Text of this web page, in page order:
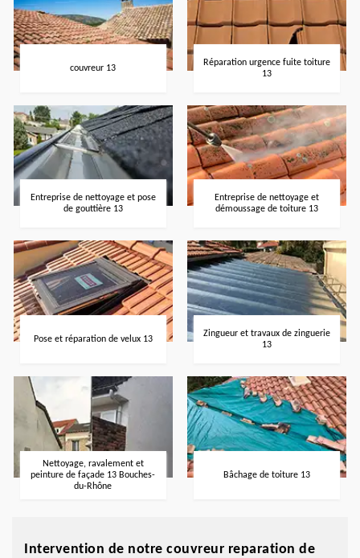
couvreur 13
Réparation urgence fuite toiture
13
Entreprise de nettoyage et pose
de gouttière 13
Entreprise de nettoyage et
démoussage de toiture 13
Pose et réparation de velux 13
Zingueur et travaux de zinguerie
13
Nettoyage, ravalement et
peinture de façade 13 Bouches-
du-Rhône
Bâchage de toiture 13
Intervention de notre couvreur reparation de